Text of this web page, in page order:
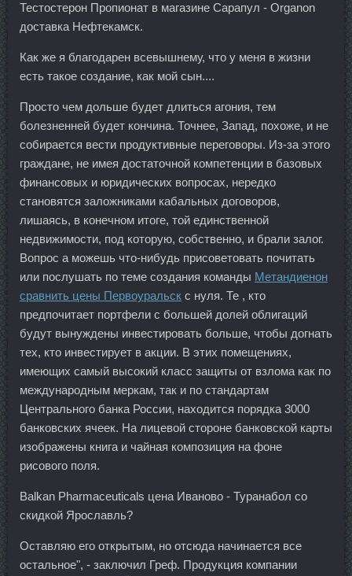
Тестостерон Пропионат в магазине Сарапул - Organon
доставка Нефтекамск.
Как же я благодарен всевышнему, что у меня в жизни
есть такое создание, как мой сын....
Просто чем дольше будет длиться агония, тем
болезненней будет кончина. Точнее, Запад, похоже, и не
собирается вести продуктивные переговоры. Из-за этого
граждане, не имея достаточной компетенции в базовых
финансовых и юридических вопросах, нередко
становятся заложниками кабальных договоров,
лишаясь, в конечном итоге, той единственной
недвижимости, под которую, собственно, и брали залог.
Вопрос а можешь что-нибудь присоветовать почитать
или послушать по теме создания команды Метандиенон
сравнить цены Первоуральск с нуля. Те , кто
предпочитает портфели с большей долей облигаций
будут вынуждены инвестировать больше, чтобы догнать
тех, кто инвестирует в акции. В этих помещениях,
имеющих самый высокий класс защиты от взлома как по
международным меркам, так и по стандартам
Центрального банка России, находится порядка 3000
банковских ячеек. На лицевой стороне банковской карты
изображены книга и чайная композиция на фоне
рисового поля.
Balkan Pharmaceuticals цена Иваново - Туранабол со
скидкой Ярославль?
Оставляю его открытым, но отсюда начинается все
остальное", - заключил Греф. Продукция компании